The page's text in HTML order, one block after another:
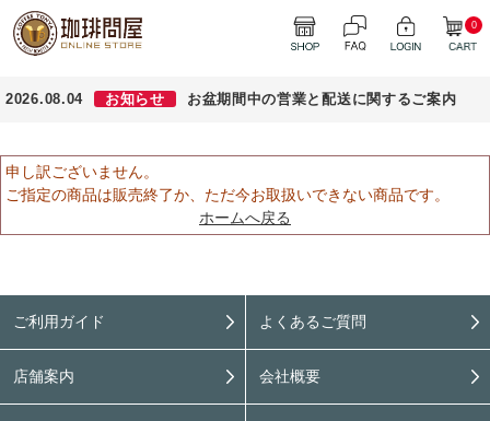
0
2026.08.04 お知らせ お盆期間中の営業と配送に関するご案内
申し訳ございません。
ご指定の商品は販売終了か、ただ今お取扱いできない商品です。
ホームへ戻る
ご利用ガイド よくあるご質問
店舗案内 会社概要